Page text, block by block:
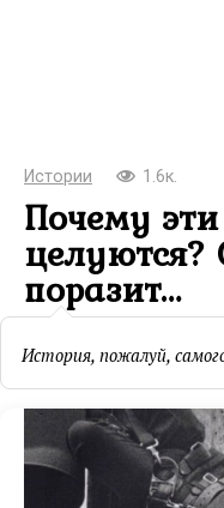
Истории 1.6к.
Почему
целуются?
поразит…
История, пожалуй,